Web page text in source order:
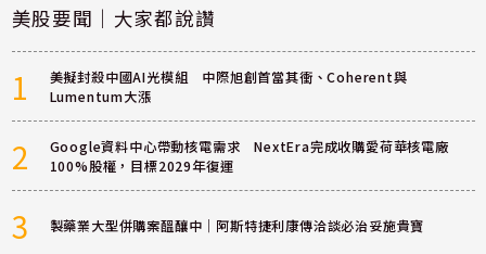
美股要聞｜大家都說讚
1
美擬封殺中國AI光模組 中際旭創首當其衝、Coherent與
Lumentum大漲
2
Google資料中心帶動核電需求 NextEra完成收購愛荷華核電廠
100%股權，目標2029年復運
3 製藥業大型併購案醞釀中｜阿斯特捷利康傳洽談必治妥施貴寶